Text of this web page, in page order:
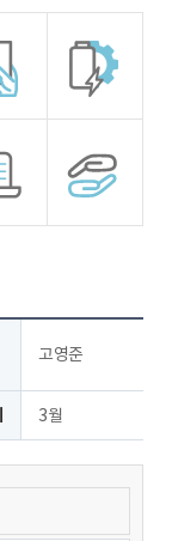
고영준
3월